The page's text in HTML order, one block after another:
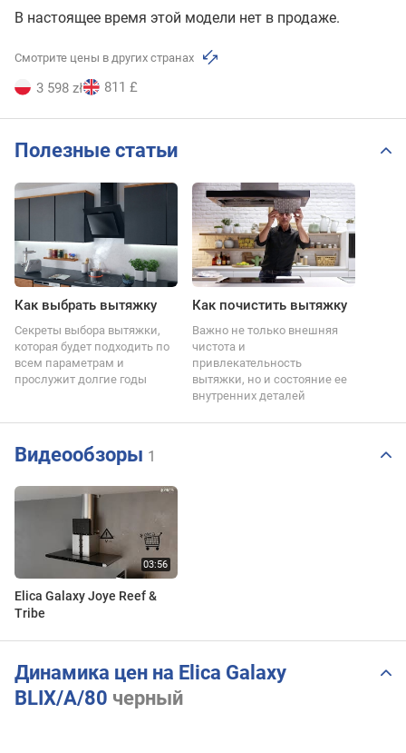
В настоящее время этой модели нет в продаже.
Смотрите цены в других странах
3 598 zł 811 £
Полезные статьи
Как выбрать вытяжку
Секреты выбора вытяжки,
которая будет подходить по
всем параметрам и
прослужит долгие годы
Как почистить вытяжку
Важно не только внешняя
чистота и
привлекательность
вытяжки, но и состояние ее
внутренних деталей
Видеообзоры 1
Elica Galaxy Joye Reef &
Tribe
Динамика цен на Elica Galaxy
BLIX/A/80 черный